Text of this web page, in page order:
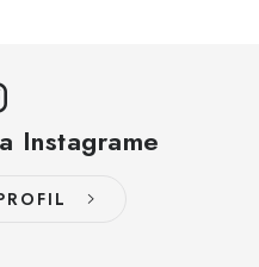
Instagrame